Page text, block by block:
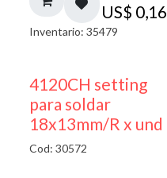
US$ 0,16
Inventario: 35479
4120CH setting
para soldar
18x13mm/R x und
Cod: 30572